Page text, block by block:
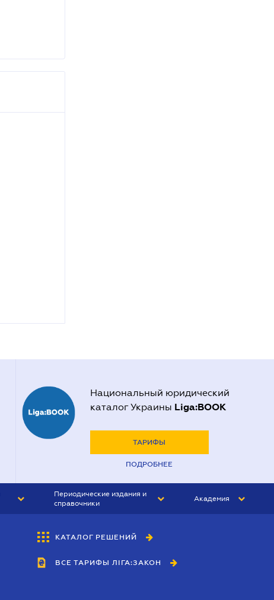
Национальный юридический
каталог Украины Liga:BOOK
ТАРИФЫ
ПОДРОБНЕЕ
Периодические издания и
справочники
БУХГАЛТЕР&ЗАКОН
ВЕСТНИК МСФО
Академия
КАТАЛОГ РЕШЕНИЙ
ВСЕ ТАРИФЫ ЛІГА:ЗАКОН